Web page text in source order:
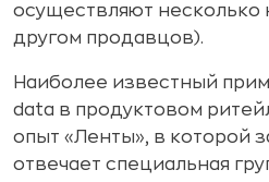
осуществляют несколько
другом продавцов).
Наиболее известный
data в продуктовом
опыт «Ленты», в которой
отвечает специальная